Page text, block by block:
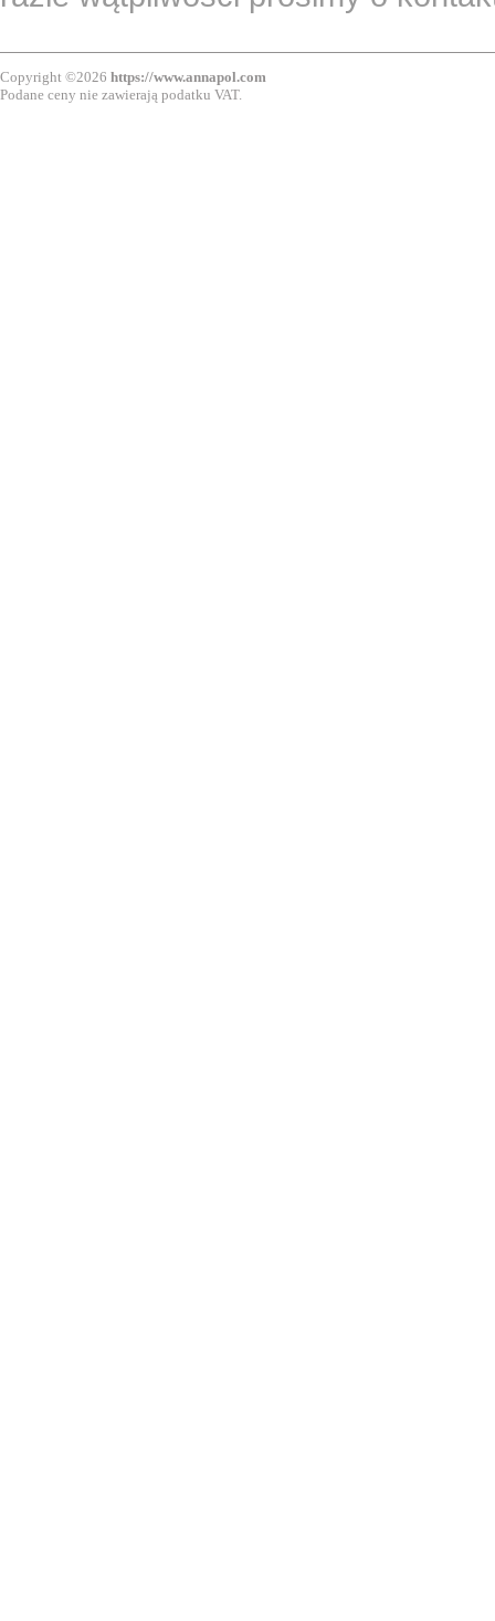
Copyright ©2026 https://www.annapol.com
Podane ceny nie zawierają podatku VAT.